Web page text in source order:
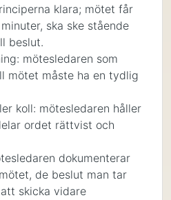
klara; mötet får
ska ske stående
beslut.
mötesledaren som
mötet måste ha en tydlig
koll: mötesledaren håller
ordet rättvist och
dokumenterar
de beslut man tar
skicka vidare